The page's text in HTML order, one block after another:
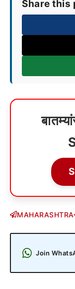
Share this
MAHARASHTRA
Join